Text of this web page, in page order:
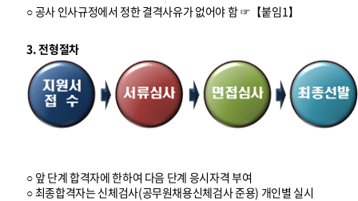
○ 공사 인사규정에서 정한 결격사유가 없어야 함 ☞【붙임1】
3. 전형절차
○ 앞 단계 합격자에 한하여 다음 단계 응시자격 부여
○ 최종합격자는 신체검사(공무원채용신체검사 준용) 개인별 실시